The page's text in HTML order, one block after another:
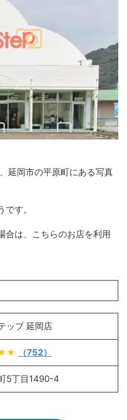
延岡市の平原町にある写真
す。
合は、こちらのお店を利用
ップ 延岡店
（752）
5丁目1490-4